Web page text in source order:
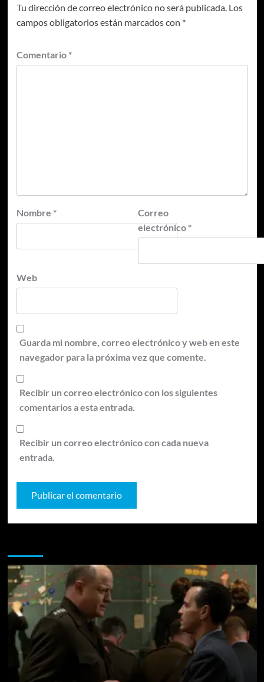
Tu dirección de correo electrónico no será publicada. Los
campos obligatorios están marcados con *
Comentario *
Nombre *
Correo
electrónico *
Web
Guarda mi nombre, correo electrónico y web en este
navegador para la próxima vez que comente.
Recibir un correo electrónico con los siguientes
comentarios a esta entrada.
Recibir un correo electrónico con cada nueva
entrada.